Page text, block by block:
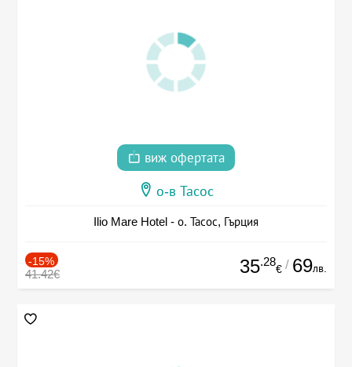
виж офертата
о-в Тасос
Ilio Mare Hotel - о. Тасос, Гърция
-15%
41.42€ 35.28
€ / 69лв.